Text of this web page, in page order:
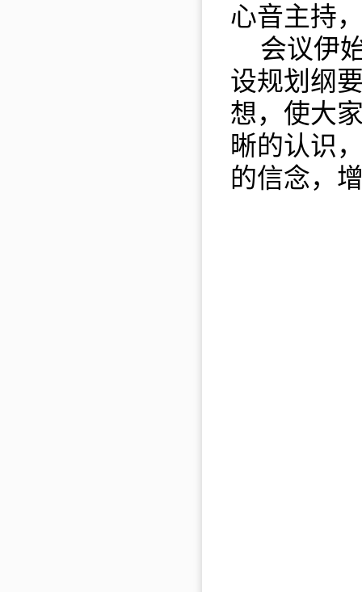
心音主持
会议伊
设规划纲
想，使大
晰的认识
的信念，